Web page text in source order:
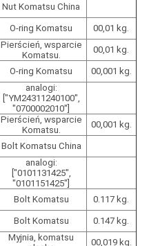
Nut Komatsu China
O-ring Komatsu 00,01 kg.
Pierścień, wsparcie
Komatsu.
00,01 kg.
O-ring Komatsu
00,001 kg.
analogi:
["YM24311240100",
"0700002010"]
Pierścień, wsparcie
Komatsu.
00,001 kg.
Bolt Komatsu China
analogi:
["0101131425",
"0101151425"]
Bolt Komatsu 0.117 kg.
Bolt Komatsu 0.147 kg.
Myjnia, komatsu
00,019 kg.